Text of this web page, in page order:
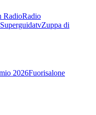
RadioRadio
SuperguidatvZuppa di
2026Fuorisalone